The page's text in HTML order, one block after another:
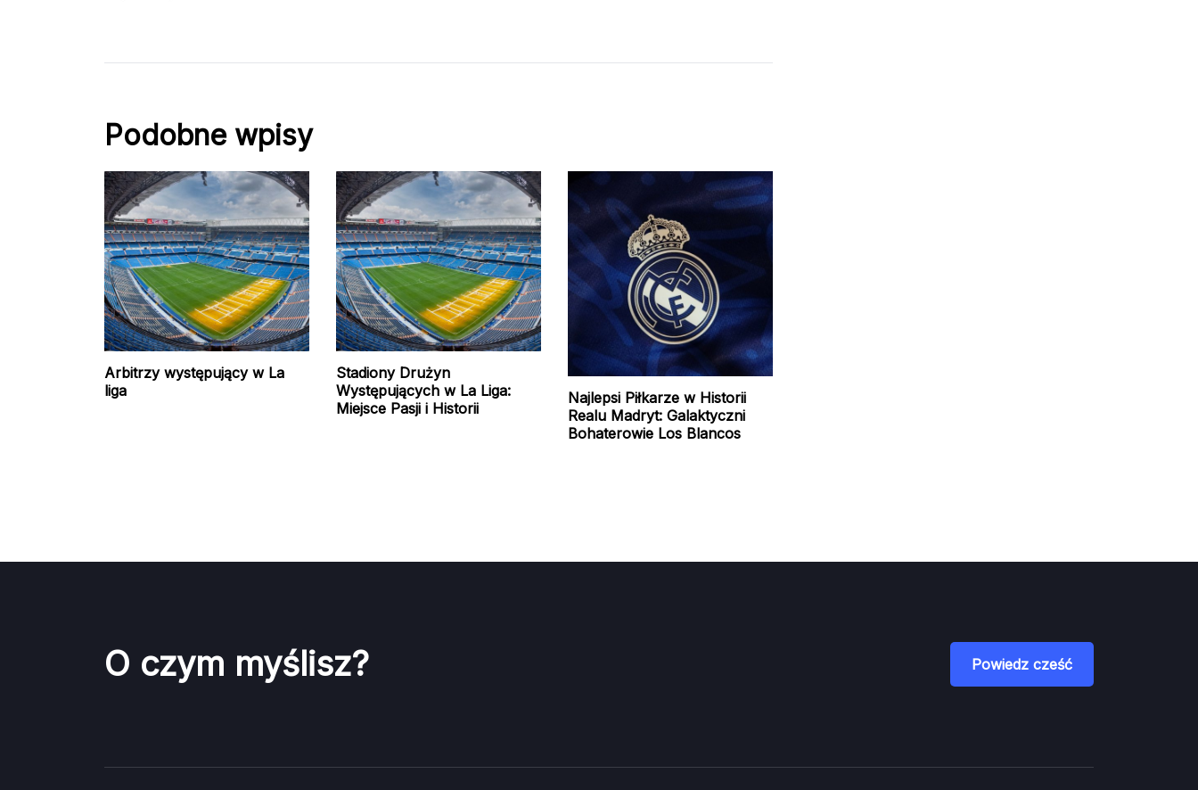
Podobne wpisy
Arbitrzy występujący w La
liga
Stadiony Drużyn
Występujących w La Liga:
Miejsce Pasji i Historii
Najlepsi Piłkarze w Historii
Realu Madryt: Galaktyczni
Bohaterowie Los Blancos
O czym myślisz? Powiedz cześć